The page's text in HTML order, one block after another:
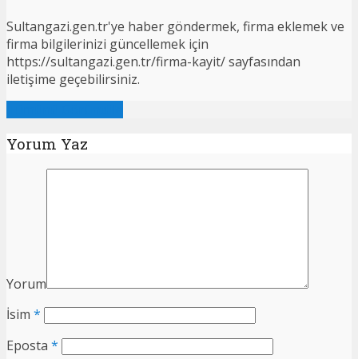
Sultangazi.gen.tr'ye haber göndermek, firma eklemek ve
firma bilgilerinizi güncellemek için
https://sultangazi.gen.tr/firma-kayit/ sayfasından
iletişime geçebilirsiniz.
Yorum Yaz
Yorum
İsim *
Eposta *